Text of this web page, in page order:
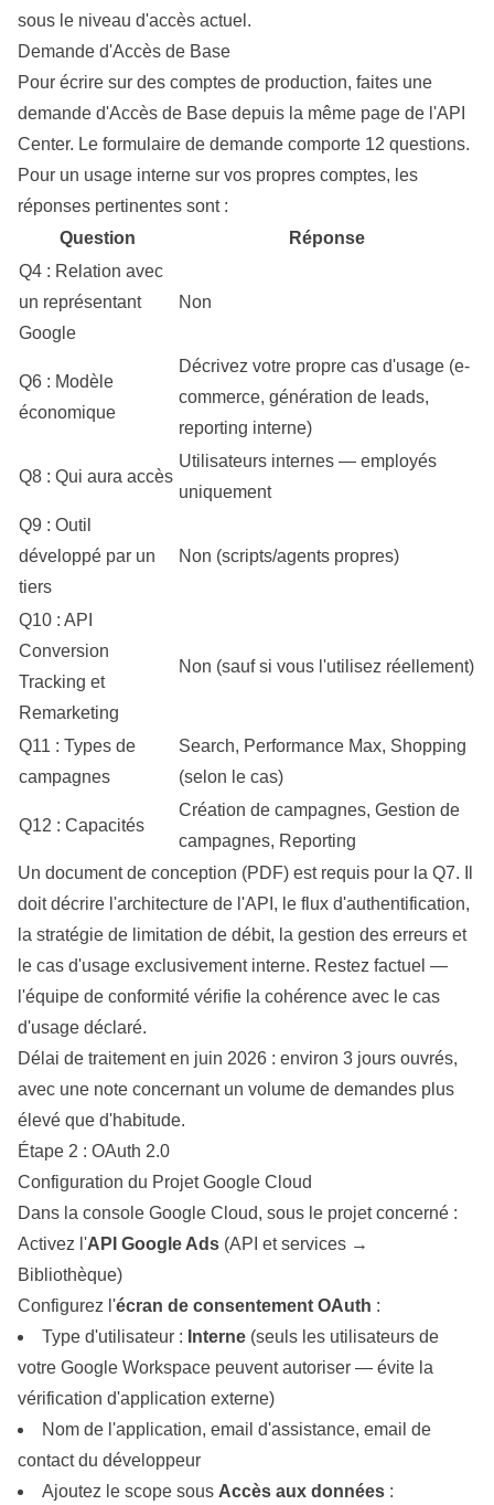
sous le niveau d'accès actuel.
Demande d'Accès de Base
Pour écrire sur des comptes de production, faites une
demande d'Accès de Base depuis la même page de l'API
Center. Le formulaire de demande comporte 12 questions.
Pour un usage interne sur vos propres comptes, les
réponses pertinentes sont :
Question
Réponse
Q4 : Relation avec
un représentant
Google
Non
Q6 : Modèle
économique
Décrivez votre propre cas d'usage (e-
commerce, génération de leads,
reporting interne)
Q8 : Qui aura accès
Utilisateurs internes — employés
uniquement
Q9 : Outil
développé par un
tiers
Non (scripts/agents propres)
Q10 : API
Conversion
Tracking et
Remarketing
Non (sauf si vous l'utilisez réellement)
Q11 : Types de
campagnes
Search, Performance Max, Shopping
(selon le cas)
Q12 : Capacités
Création de campagnes, Gestion de
campagnes, Reporting
Un document de conception (PDF) est requis pour la Q7. Il
doit décrire l'architecture de l'API, le flux d'authentification,
la stratégie de limitation de débit, la gestion des erreurs et
le cas d'usage exclusivement interne. Restez factuel —
l'équipe de conformité vérifie la cohérence avec le cas
d'usage déclaré.
Délai de traitement en juin 2026 : environ 3 jours ouvrés,
avec une note concernant un volume de demandes plus
élevé que d'habitude.
Étape 2 : OAuth 2.0
Configuration du Projet Google Cloud
Dans la console Google Cloud, sous le projet concerné :
Activez l'API Google Ads (API etservices →
Bibliothèque)
Configurez l'écran de consentement OAuth :
Type d'utilisateur : Interne (seuls les utilisateurs de
votre Google Workspace peuvent autoriser — évite la
vérification d'application externe)
Nom de l'application, email d'assistance, email de
contact du développeur
Ajoutez le scope sous Accès aux données :